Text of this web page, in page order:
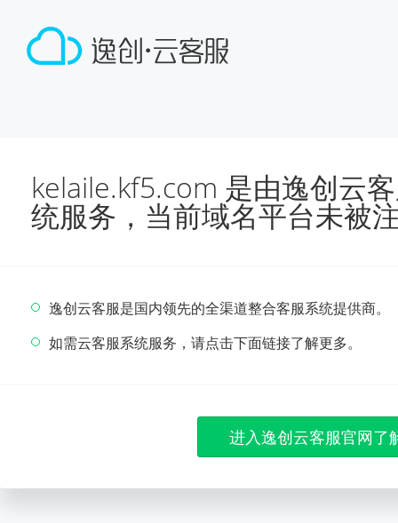
kelaile.kf5.com 是由逸创云
统服务，当前域名平台未被
逸创云客服是国内领先的全渠道整合客服系统提供商。
如需云客服系统服务，请点击下面链接了解更多。
进入逸创云客服官网了